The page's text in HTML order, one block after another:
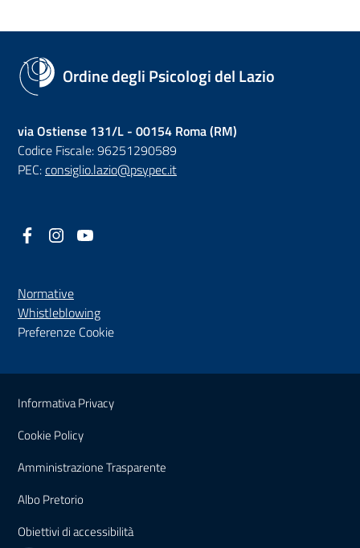
Ordine degli Psicologi del Lazio
via Ostiense 131/L - 00154 Roma (RM)
Codice Fiscale: 96251290589
PEC:consiglio.lazio@psypec.it
Facebook
(nuova scheda - new tab)
Instagram
(nuova scheda - new tab)
Normative
Whistleblowing(nuova scheda - new tab)
Preferenze Cookie
Sezione Link Utili
Informativa Privacy
Cookie Policy
Amministrazione Trasparente
Albo Pretorio
Obiettivi di accessibilità(nuova scheda - new tab)